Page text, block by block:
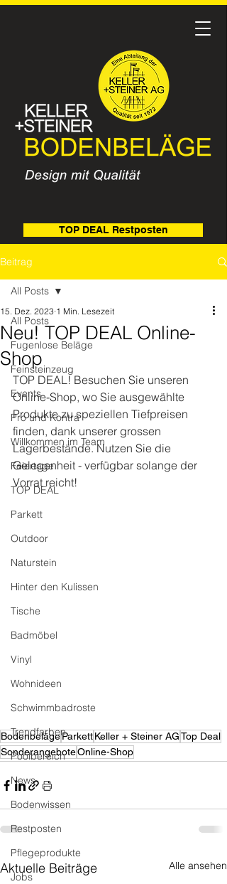
TOP DEAL Restposten
Beitrag
All Posts
Fugenlose Beläge
Feinsteinzeug
Events
Pro und Kontra
Willkommen im Team
Feiertage
TOP DEAL
Parkett
Outdoor
Naturstein
Hinter den Kulissen
Tische
Badmöbel
Vinyl
Wohnideen
Schwimmbadroste
Trendfarben
Poolbereich
News
Bodenwissen
Restposten
Pflegeprodukte
Jobs
All Posts
Neu! TOP DEAL Online-
Shop
15. Dez. 2023 1 Min. Lesezeit
TOP DEAL! Besuchen Sie unseren
Online-Shop, wo Sie ausgewählte
Produkte zu speziellen Tiefpreisen
finden, dank unserer grossen
Lagerbestände. Nutzen Sie die
Gelegenheit - verfügbar solange der
Vorrat reicht!
BodenbelägeParkettKeller + Steiner AGTop Deal
SonderangeboteOnline-Shop
Aktuelle Beiträge Alle ansehen